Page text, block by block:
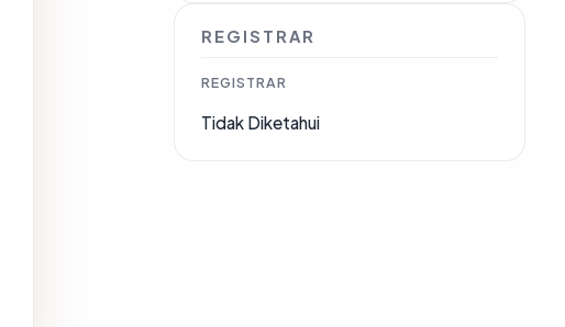
REGISTRAR
REGISTRAR
Tidak Diketahui